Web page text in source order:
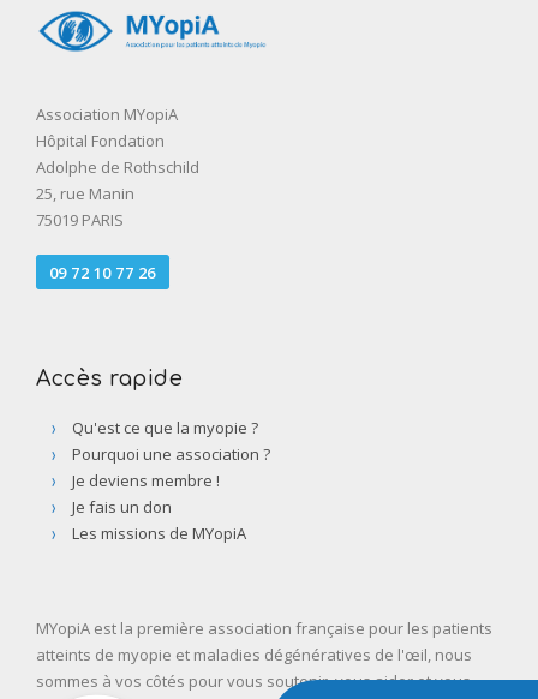
Association MYopiA
Hôpital Fondation
Adolphe de Rothschild
25, rue Manin
75019 PARIS
09 72 10 77 26
Accès rapide
Qu'est ce que la myopie ?
Pourquoi une association ?
Je deviens membre !
Je fais un don
Les missions de MYopiA
MYopiA est la première association française pour les patients
atteints de myopie et maladies dégénératives de l'œil, nous
sommes à vos côtés pour vous soutenir, vous aider et vous